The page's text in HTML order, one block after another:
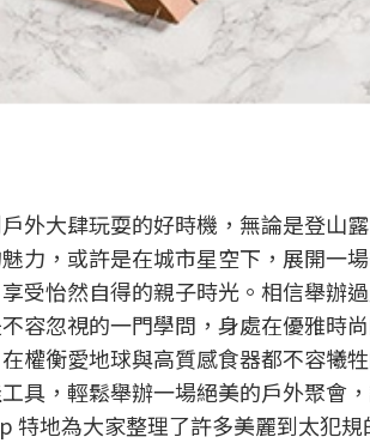
外大肆玩耍的好時機，無論是登山
力，或許是在城市星空下，展開一
受怡然自得的親子時光。相信舉辦
容忽視的一門學問，身處在優雅時
權衡愛地球與高質感食器都不容犧
具，輕鬆舉辦一場絕美的戶外聚會
特地為大家整理了許多美麗到太犯